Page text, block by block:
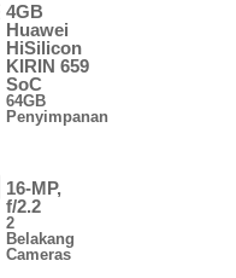
4GB
Huawei
HiSilicon
KIRIN 659
SoC
64GB
Penyimpanan
16-MP,
f/2.2
2
Belakang
Cameras